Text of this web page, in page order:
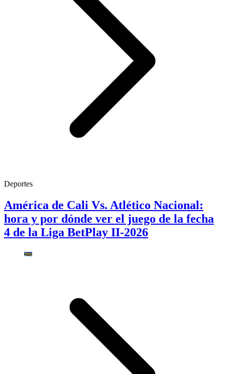
Deportes
América de Cali Vs. Atlético Nacional:
hora y por dónde ver el juego de la fecha
4 de la Liga BetPlay II-2026